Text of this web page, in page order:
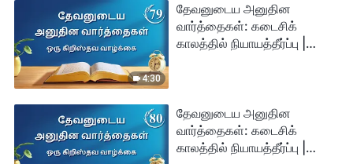
4:30
தேவனுடைய அனுதின
வார்த்தைகள்: கடைசிக்
காலத்தில் நியாயத்தீர்ப்பு |
தேவனுடைய அனுதின
வார்த்தைகள்: கடைசிக்
காலத்தில் நியாயத்தீர்ப்பு |